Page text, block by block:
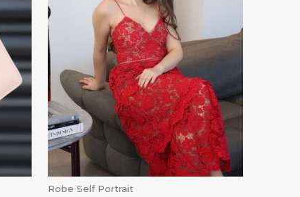
Robe Self Portrait